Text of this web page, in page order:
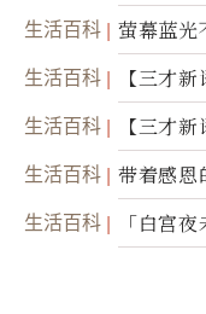
诺
生活百科 萤幕蓝光
生活百科
【三才
光，带你
生活百科 【三才
生活百科 带着感恩
生活百科 「白宫